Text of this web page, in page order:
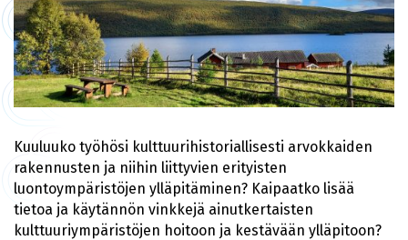
Kuuluuko työhösi kulttuurihistoriallisesti arvokkaiden
rakennusten ja niihin liittyvien erityisten
luontoympäristöjen ylläpitäminen? Kaipaatko lisää
tietoa ja käytännön vinkkejä ainutkertaisten
kulttuuriympäristöjen hoitoon ja kestävään ylläpitoon?